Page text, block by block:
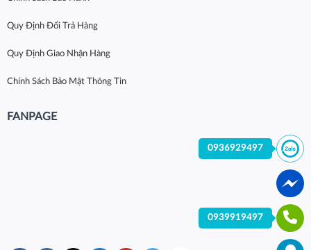
Quy Định Đổi Trả Hàng
Quy Định Giao Nhận Hàng
Chính Sách Bảo Mật Thông Tin
FANPAGE
0936929497
0939919497